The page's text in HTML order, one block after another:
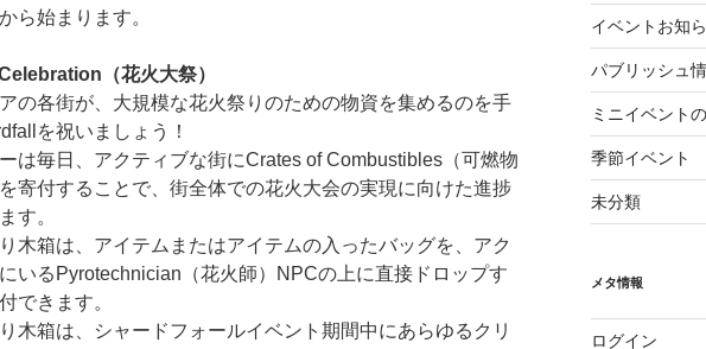
ら始まります。
（花火大祭）
の各街が、大規模な花火祭りのための物資を集めるのを手
を祝いましょう！
は毎日、アクティブな街にCrates of Combustibles（可燃物
寄付することで、街全体での花火大会の実現に向けた進捗
す。
木箱は、アイテムまたはアイテムの入ったバッグを、アク
いるPyrotechnician（花火師）NPCの上に直接ドロップす
できます。
木箱は、シャードフォールイベント期間中にあらゆるクリ
イベントお知
パブリッシュ
ミニイベント
季節イベント
未分類
メタ情報
ログイン